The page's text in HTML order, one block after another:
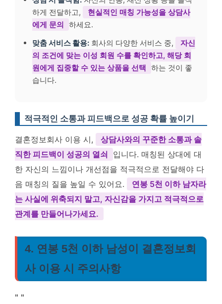
하게 전달하고,
현실적인 매칭 가능성을 상담사
에게 문의 하세요.
맞춤 서비스 활용: 회사의 다양한 서비스 중,
자신
의 조건에 맞는 이성 회원 수를 확인하고, 해당 회
원에게 집중할 수 있는 상품을 선택 하는 것이 좋
습니다.
적극적인 소통과 피드백으로 성공 확률 높이기
결혼정보회사 이용 시,
상담사와의 꾸준한 소통과 솔
직한 피드백이 성공의 열쇠 입니다. 매칭된 상대에 대
한 자신의 느낌이나 개선점을 적극적으로 전달해야 다
음 매칭의 질을 높일 수 있어요.
연봉 5천 이하 남자라
는 사실에 위축되지 말고, 자신감을 가지고 적극적으로
관계를 만들어나가세요.
4. 연봉 5천 이하 남성이 결혼정보회
사 이용 시 주의사항
" "